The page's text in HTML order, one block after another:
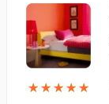
★★★★★
★★★★★